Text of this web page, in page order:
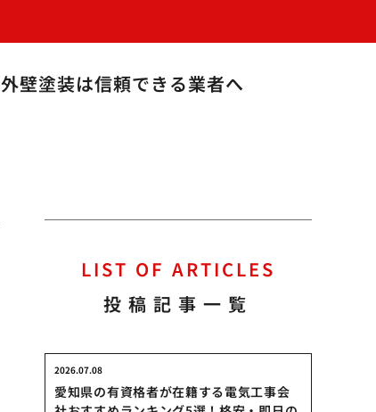
外壁塗装は信頼できる業者へ
LIST OF ARTICLES
投稿記事一覧
愛知県の有資格者が在籍する電気工事会
2026.07.08